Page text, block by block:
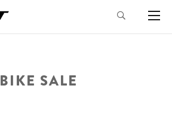
BIKE SALE